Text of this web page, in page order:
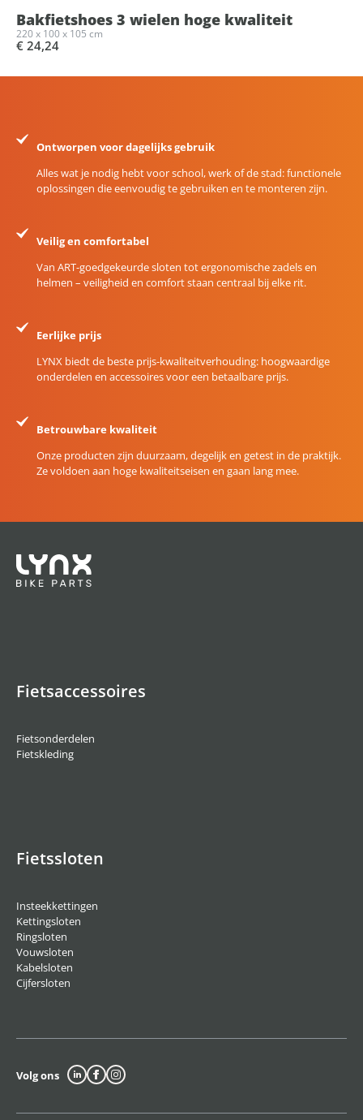
Bakfietshoes 3 wielen hoge kwaliteit
220 x 100 x 105 cm
€ 24,24
Ontworpen voor dagelijks gebruik
Alles wat je nodig hebt voor school, werk of de stad: functionele
oplossingen die eenvoudig te gebruiken en te monteren zijn.
Veilig en comfortabel
Van ART-goedgekeurde sloten tot ergonomische zadels en
helmen – veiligheid en comfort staan centraal bij elke rit.
Eerlijke prijs
LYNX biedt de beste prijs-kwaliteitverhouding: hoogwaardige
onderdelen en accessoires voor een betaalbare prijs.
Betrouwbare kwaliteit
Onze producten zijn duurzaam, degelijk en getest in de praktijk.
Ze voldoen aan hoge kwaliteitseisen en gaan lang mee.
Fietsaccessoires
Fietsonderdelen
Fietskleding
Fietssloten
Insteekkettingen
Kettingsloten
Ringsloten
Vouwsloten
Kabelsloten
Cijfersloten
Volg ons